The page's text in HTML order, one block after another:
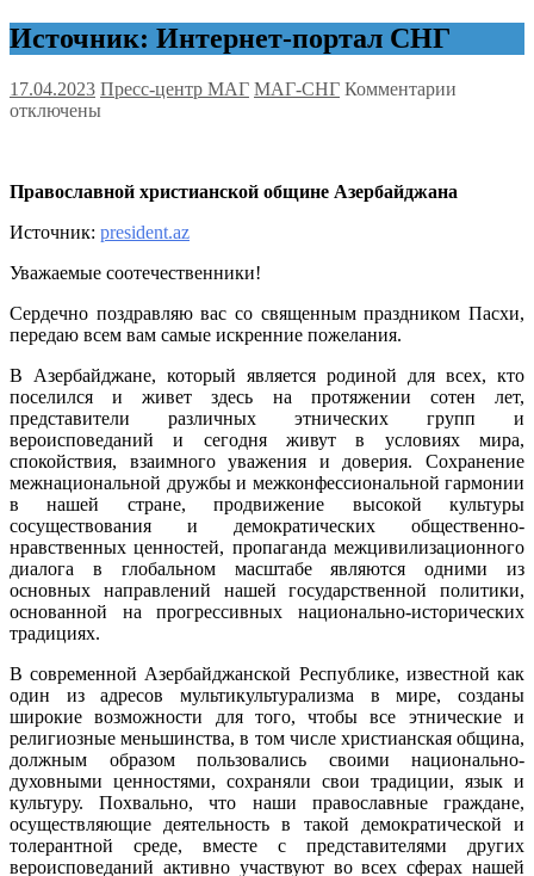
Источник: Интернет-портал СНГ
17.04.2023 Пресс-центр МАГ МАГ-СНГ Комментарии
отключены
Православной христианской общине Азербайджана
Источник: president.az
Уважаемые соотечественники!
Сердечно поздравляю вас со священным праздником Пасхи,
передаю всем вам самые искренние пожелания.
В Азербайджане, который является родиной для всех, кто
поселился и живет здесь на протяжении сотен лет,
представители различных этнических групп и
вероисповеданий и сегодня живут в условиях мира,
спокойствия, взаимного уважения и доверия. Сохранение
межнациональной дружбы и межконфессиональной гармонии
в нашей стране, продвижение высокой культуры
сосуществования и демократических общественно-
нравственных ценностей, пропаганда межцивилизационного
диалога в глобальном масштабе являются одними из
основных направлений нашей государственной политики,
основанной на прогрессивных национально-исторических
традициях.
В современной Азербайджанской Республике, известной как
один из адресов мультикультурализма в мире, созданы
широкие возможности для того, чтобы все этнические и
религиозные меньшинства, в том числе христианская община,
должным образом пользовались своими национально-
духовными ценностями, сохраняли свои традиции, язык и
культуру. Похвально, что наши православные граждане,
осуществляющие деятельность в такой демократической и
толерантной среде, вместе с представителями других
вероисповеданий активно участвуют во всех сферах нашей